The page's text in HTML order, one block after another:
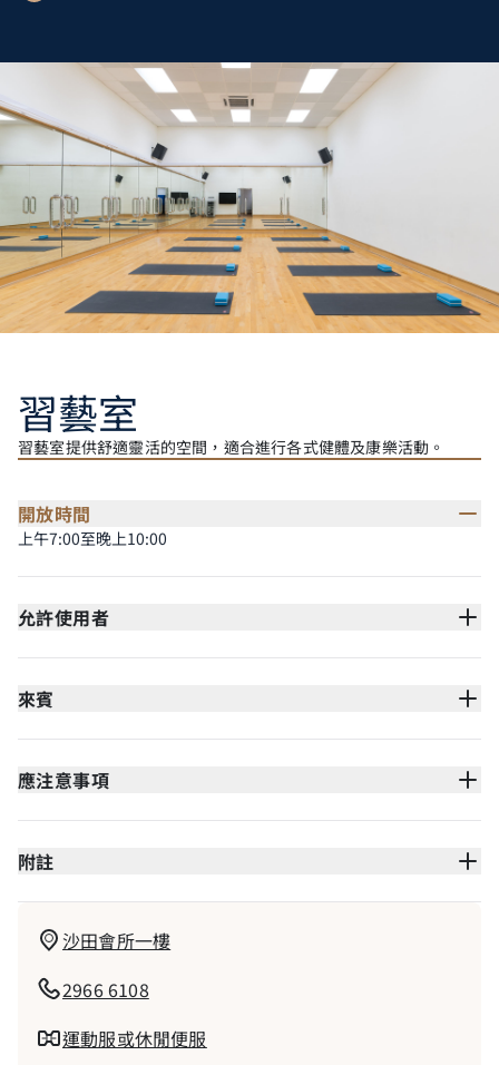
習藝室
習藝室提供舒適靈活的空間，適合進行各式健體及康樂活動。
開放時間
上午7:00至晚上10:00
允許使用者
來賓
應注意事項
附註
沙田會所一樓
2966 6108
運動服或休閒便服